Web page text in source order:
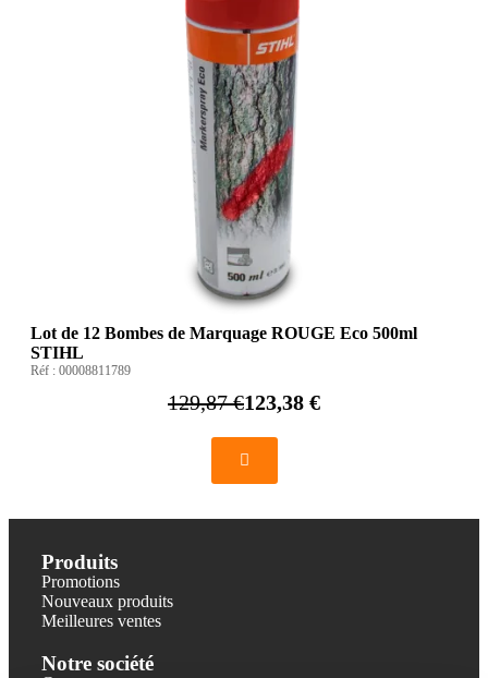
Lot de 12 Bombes de Marquage ROUGE Eco 500ml
STIHL
Réf : 00008811789
129,87 €123,38 €
Produits
Promotions
Nouveaux produits
Meilleures ventes
Notre société